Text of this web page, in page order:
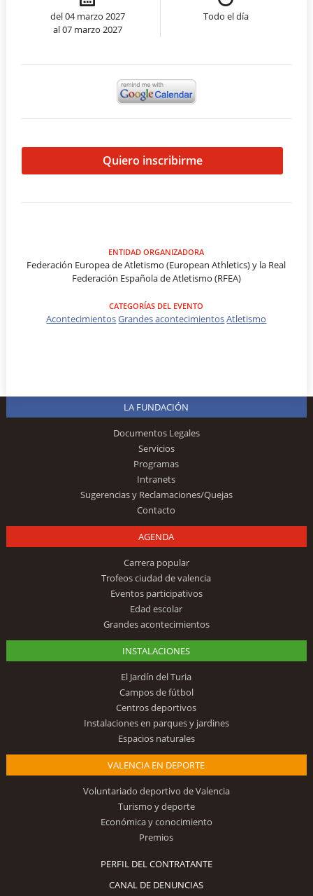
del 04 marzo 2027
al 07 marzo 2027
Todo el día
Quiero inscribirme
ENTIDAD ORGANIZADORA
Federación Europea de Atletismo (European Athletics) y la Real
Federación Española de Atletismo (RFEA)
CATEGORÍAS DEL EVENTO
AcontecimientosGrandes acontecimientosAtletismo
LA FUNDACIÓN
Documentos Legales
Servicios
Programas
Intranets
Sugerencias y Reclamaciones/Quejas
Contacto
AGENDA
Carrera popular
Trofeos ciudad de valencia
Eventos participativos
Edad escolar
Grandes acontecimientos
INSTALACIONES
El Jardín del Turia
Campos de fútbol
Centros deportivos
Instalaciones en parques y jardines
Espacios naturales
VALENCIA EN DEPORTE
Voluntariado deportivo de Valencia
Turismo y deporte
Económica y conocimiento
Premios
PERFIL DEL CONTRATANTE
CANAL DE DENUNCIAS